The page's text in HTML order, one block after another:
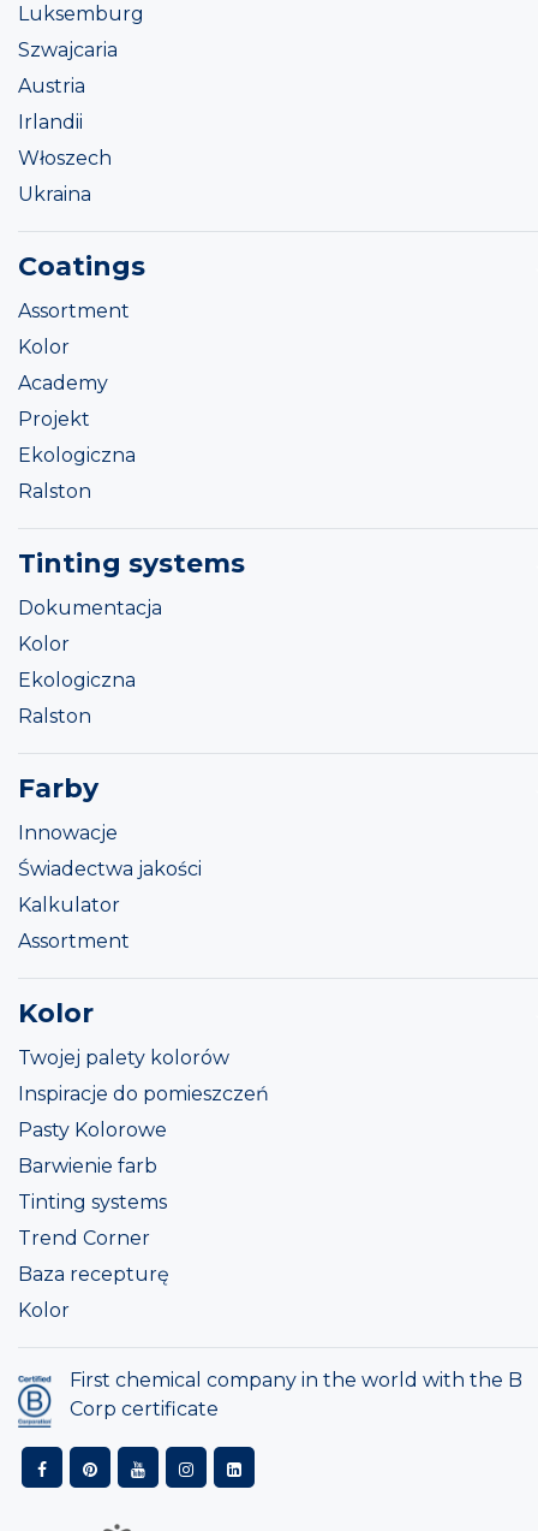
Luksemburg
Szwajcaria
Austria
Irlandii
Włoszech
Ukraina
Coatings
Assortment
Kolor
Academy
Projekt
Ekologiczna
Ralston
Tinting systems
Dokumentacja
Kolor
Ekologiczna
Ralston
Farby
Innowacje
Świadectwa jakości
Kalkulator
Assortment
Kolor
Twojej palety kolorów
Inspiracje do pomieszczeń
Pasty Kolorowe
Barwienie farb
Tinting systems
Trend Corner
Baza recepturę
Kolor
First chemical company in the world with the B
Corp certificate